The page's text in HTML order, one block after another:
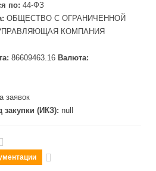
по: 44-ФЗ
ОБЩЕСТВО С ОГРАНИЧЕННОЙ
КОМПАНИЯ
86609463.16 Валюта:
заявок
(ИКЗ): null